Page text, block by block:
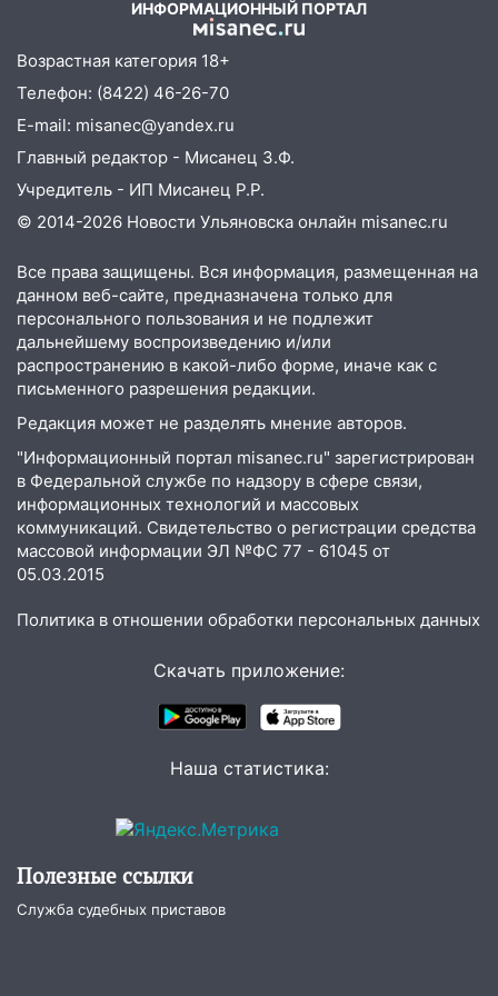
15:59 Ульяновец отдал более 14
миллионов рублей за криминальное
покровительство
15:32
На «кольце» кроссовер сбил 18-
летнего мопедиста
15:00
В Ульяновске после тройного ДТП
госпитализировали 25-летнего байкера
14:32 На Ульяновскую область
надвигается жара
14:08 Пешеход переходил по «зебре»:
подробности серьезной аварии на
Фруктовой
13:30
В Димитровграде на улице
Трудовой горело здание
13:00 Водитель без прав врезался в
припаркованный автомобиль
12:37
Переезжал «зебру» на
велосипеде и попал под колеса
12:18
Вспыхнул изнутри: в
попал мужчина
В Радищевском районе сгорели
хозяйственные постройки
В Канадее горел жилой дом
уничтожено четыре беспилотника в
регионе
ИНФОРМАЦИОННЫЙ ПОРТАЛ
Возрастная категория 18+
Телефон: (8422) 46-26-70
E-mail: misanec@yandex.ru
Главный редактор - Мисанец З.Ф.
Учредитель - ИП Мисанец Р.Р.
© 2014-2026 Новости Ульяновска онлайн misanec.ru
Все права защищены. Вся информация, размещенная на
данном веб-сайте, предназначена только для
персонального пользования и не подлежит
дальнейшему воспроизведению и/или
распространению в какой-либо форме, иначе как с
письменного разрешения редакции.
Редакция может не разделять мнение авторов.
"Информационный портал misanec.ru" зарегистрирован
в Федеральной службе по надзору в сфере связи,
информационных технологий и массовых
коммуникаций. Свидетельство о регистрации средства
массовой информации ЭЛ №ФС 77 - 61045 от
05.03.2015
Политика в отношении обработки персональных данных
Скачать приложение:
Наша статистика:
Полезные ссылки
Служба судебных приставов